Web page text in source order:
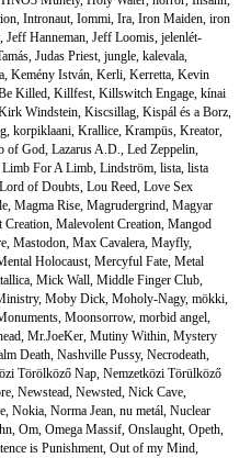
, Intronaut, Iommi, Ira, Iron Maiden, iron
, Jeff Hanneman, Jeff Loomis, jelenlét-
, Judas Priest, jungle, kalevala,
, Kemény István, Kerli, Kerretta, Kevin
Killed, Killfest, Killswitch Engage, kínai
Windstein, Kiscsillag, Kispál és a Borz,
, korpiklaani, Krallice, Krampüs, Kreator,
of God, Lazarus A.D., Led Zeppelin,
Limb For A Limb, Lindström, lista, lista
Lord of Doubts, Lou Reed, Love Sex
, Magma Rise, Magrudergrind, Magyar
Creation, Malevolent Creation, Mangod
, Mastodon, Max Cavalera, Mayfly,
Holocaust, Mercyful Fate, Metal
, Mick Wall, Middle Finger Club,
, Moby Dick, Moholy-Nagy, mökki,
, Moonsorrow, morbid angel,
, Mr.JoeKer, Mutiny Within, Mystery
Death, Nashville Pussy, Necrodeath,
Törölköző Nap, Nemzetközi Törülköző
, Newstead, Newsted, Nick Cave,
, Nokia, Norma Jean, nu metál, Nuclear
, Om, Omega Massif, Onslaught, Opeth,
is Punishment, Out of my Mind,